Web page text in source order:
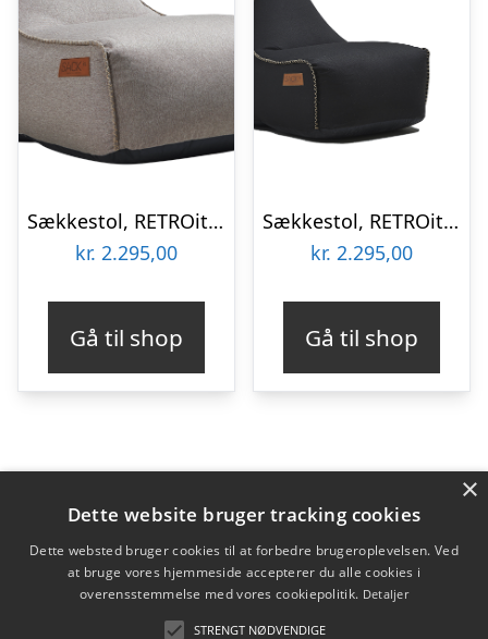
Sækkestol, RETROit Canvas Sand
kr. 2.295,00
Gå til shop
Sækkestol, RETROit Canvas Dark Black
kr. 2.295,00
Gå til shop
Filtrer efter
×
Dette website bruger tracking cookies
Dette websted bruger cookies til at forbedre brugeroplevelsen. Ved
at bruge vores hjemmeside accepterer du alle cookies i
overensstemmelse med vores cookiepolitik. Detaljer
STRENGT NØDVENDIGE